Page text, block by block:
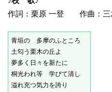
作詞：栗原 一登 作曲：三
青垣の 多摩のふところ
土匂う栗木の丘よ
夢多く日々を新たに
桐光われ等 学びて清し
溢れ充つ気力を誇り